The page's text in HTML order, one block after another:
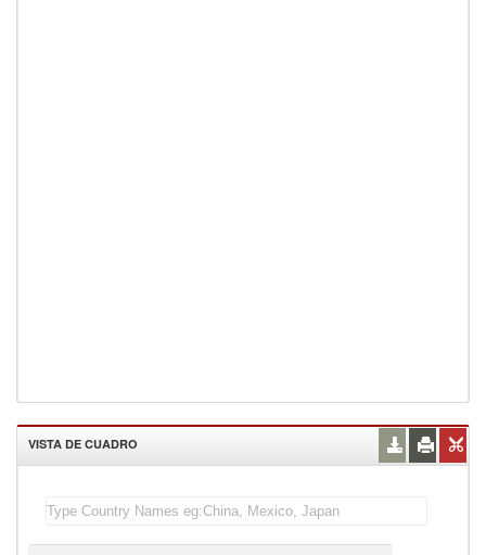
VISTA DE CUADRO